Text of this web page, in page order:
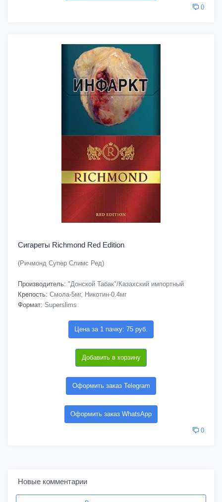
0
Сигареты Richmond Red Edition
(Ричмонд Супер Слимс Ред)
Производитель: "Донской Табак"/Казахский импортный
Крепость: Смола-5мг, Никотин-0.4мг
Формат: Superslims
Цена за 1 пачку: 75 руб.
Добавить в корзину
Оформить заказ Telegram
Оформить заказ WhatsApp
0
Новые комментарии